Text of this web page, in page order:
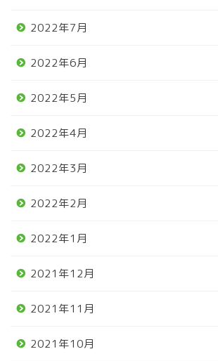
2022年7月
2022年6月
2022年5月
2022年4月
2022年3月
2022年2月
2022年1月
2021年12月
2021年11月
2021年10月